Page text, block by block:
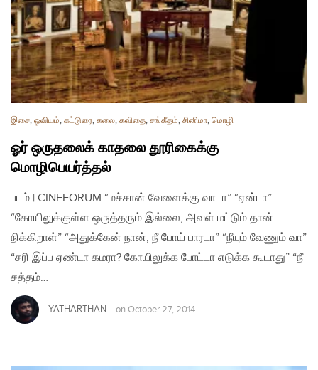
இசை, ஓவியம், கட்டுரை, கலை, கவிதை, சங்கீதம், சினிமா, மொழி
ஓர் ஒருதலைக் காதலை தூரிகைக்கு
மொழிபெயர்த்தல்
படம் | CINEFORUM “மச்சான் வேளைக்கு வாடா” “ஏன்டா”
“கோயிலுக்குள்ள ஒருத்தரும் இல்லை, அவள் மட்டும் தான்
நிக்கிறாள்” “அதுக்கேன் நான், நீ போய் பாரடா” “நீயும் வேணும் வா”
“சரி இப்ப ஏண்டா கமரா? கோயிலுக்க போட்டா எடுக்க கூடாது” “நீ
சத்தம்…
YATHARTHAN on October 27, 2014